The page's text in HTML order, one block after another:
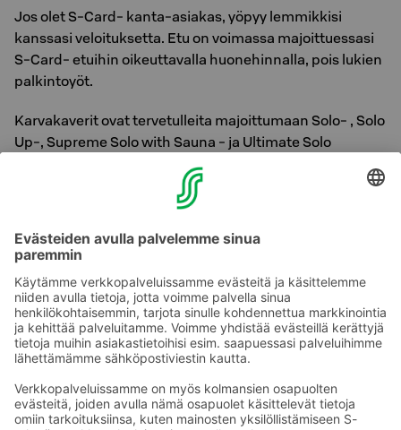
Jos olet S-Card- kanta-asiakas, yöpyy lemmikkisi
kanssasi veloituksetta. Etu on voimassa majoittuessasi
S-Card- etuihin oikeuttavalla huonehinnalla, pois lukien
palkintoyöt.
Karvakaverit ovat tervetulleita majoittumaan Solo- , Solo
Up-, Supreme Solo with Sauna - ja Ultimate Solo
huonetyyppehimme. Lemmikkihuoneita on kuitenkin
rajoitettu määrä, joten ilmoitathan meille kanssasi
matkustavasta lemmikistä jo varaus vaiheessa.
sijaitsevat hotellimme allergiakerroksissa, joten näihin
lemmikkejä.
Ota yhteyttä Sokos Hotels uutiskirje